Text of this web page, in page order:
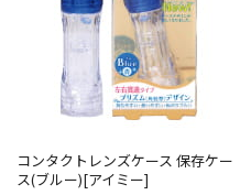
コンタクトレンズケース 保存ケー
ス(ブルー)[アイミー]